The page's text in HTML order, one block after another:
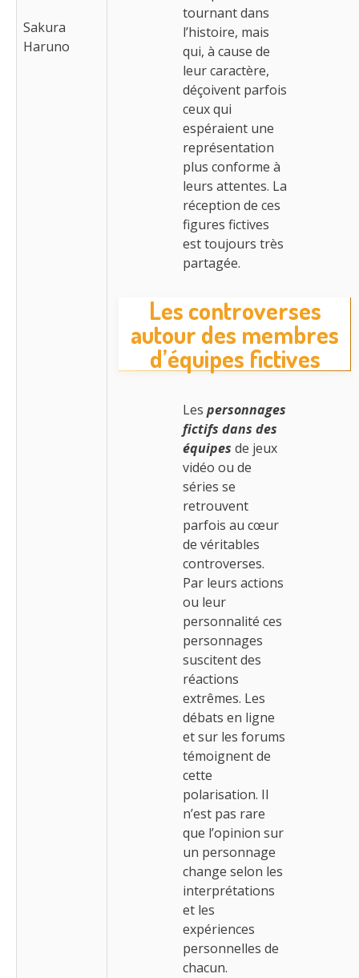
Sakura
Haruno
tournant dans
l’histoire, mais
qui, à cause de
leur caractère,
déçoivent parfois
ceux qui
espéraient une
représentation
plus conforme à
leurs attentes. La
réception de ces
figures fictives
est toujours très
partagée.
Les controverses
autour des membres
d’équipes fictives
Les personnages
fictifs dans des
équipes de jeux
vidéo ou de
séries se
retrouvent
parfois au cœur
de véritables
controverses.
Par leurs actions
ou leur
personnalité ces
personnages
suscitent des
réactions
extrêmes. Les
débats en ligne
et sur les forums
témoignent de
cette
polarisation. Il
n’est pas rare
que l’opinion sur
un personnage
change selon les
interprétations
et les
expériences
personnelles de
chacun.